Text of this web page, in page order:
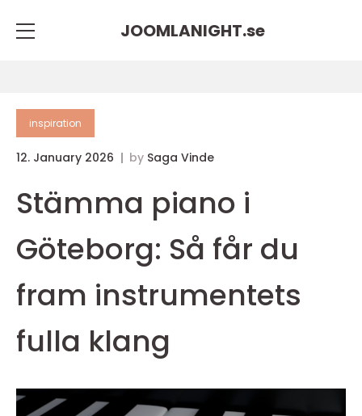
JOOMLANIGHT.se
inspiration
12. January 2026 by Saga Vinde
Stämma piano i
Göteborg: Så får du
fram instrumentets
fulla klang